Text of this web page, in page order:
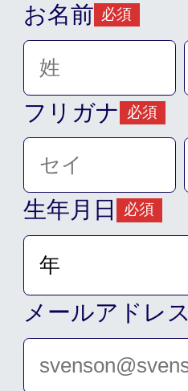
お名前 必須
フリガナ 必須
生年月日 必須
メールアドレス